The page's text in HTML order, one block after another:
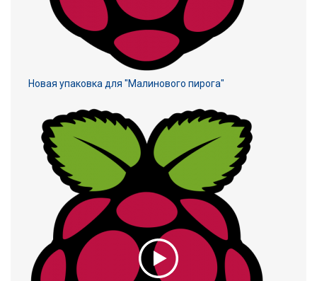
Новая упаковка для "Малинового пирога"